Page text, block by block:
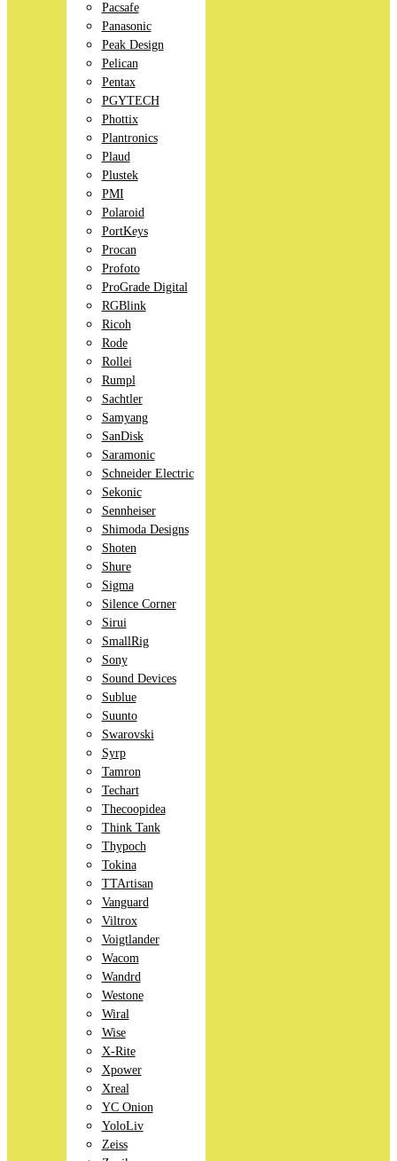
Pacsafe
Panasonic
Peak Design
Pelican
Pentax
PGYTECH
Phottix
Plantronics
Plaud
Plustek
PMI
Polaroid
PortKeys
Procan
Profoto
ProGrade Digital
RGBlink
Ricoh
Rode
Rollei
Rumpl
Sachtler
Samyang
SanDisk
Saramonic
Schneider Electric
Sekonic
Sennheiser
Shimoda Designs
Shoten
Shure
Sigma
Silence Corner
Sirui
SmallRig
Sony
Sound Devices
Sublue
Suunto
Swarovski
Syrp
Tamron
Techart
Thecoopidea
Think Tank
Thypoch
Tokina
TTArtisan
Vanguard
Viltrox
Voigtlander
Wacom
Wandrd
Westone
Wiral
Wise
X-Rite
Xpower
Xreal
YC Onion
YoloLiv
Zeiss